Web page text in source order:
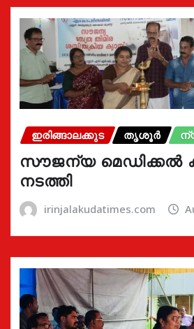
ഇരിങ്ങാലക്കുട തൃശൂർ
സൗജന്യ മെഡിക്കൽ
നടത്തി
irinjalakudatimes.com